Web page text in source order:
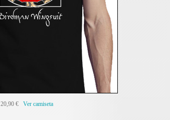
20,90 €Ver camiseta